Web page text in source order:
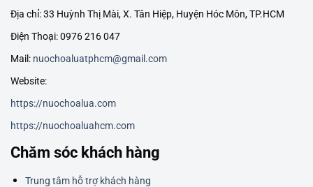
Địa chỉ: 33 Huỳnh Thị Mài, X. Tân Hiệp, Huyện Hóc Môn, TP.HCM
Điện Thoại: 0976 216 047
Mail: nuochoaluatphcm@gmail.com
Website:
https://nuochoalua.com
https://nuochoaluahcm.com
Chăm sóc khách hàng
Trung tâm hỗ trợ khách hàng